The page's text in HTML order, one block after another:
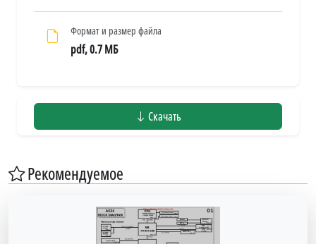
Формат и размер файла
pdf, 0.7 МБ
Скачать
Рекомендуемое